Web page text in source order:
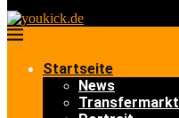
Startseite
News
Transfermarkt